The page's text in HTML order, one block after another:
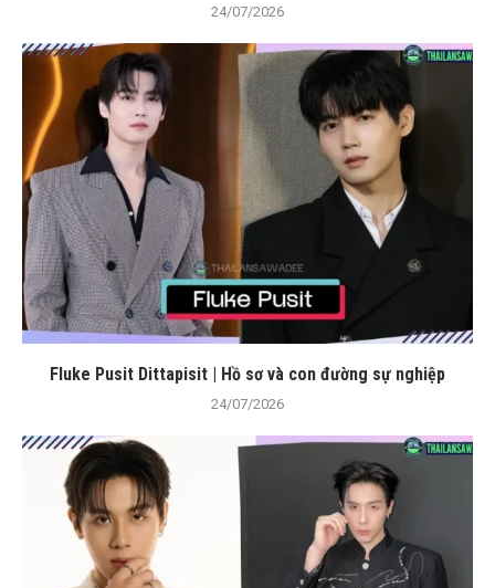
24/07/2026
Fluke Pusit Dittapisit | Hồ sơ và con đường sự nghiệp
24/07/2026